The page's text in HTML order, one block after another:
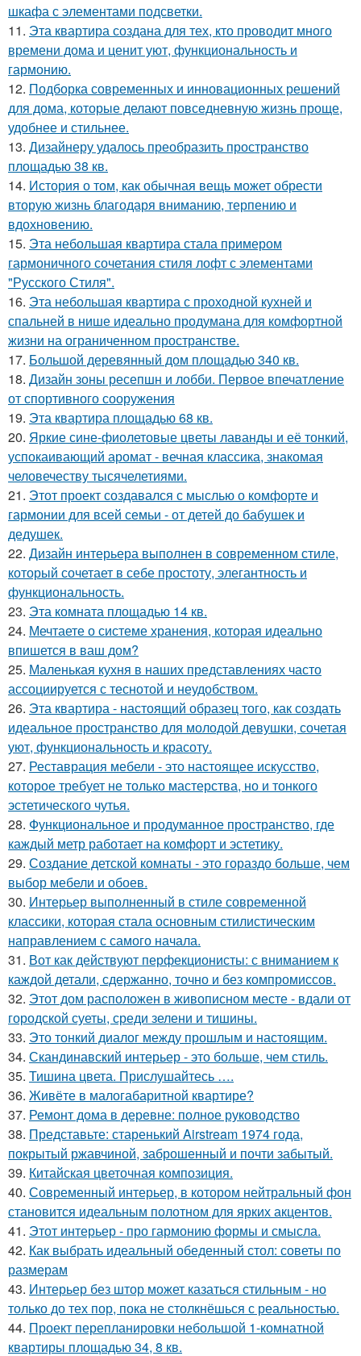
шкафа с элементами подсветки.
11. Эта квартира создана для тех, кто проводит много
времени дома и ценит уют, функциональность и
гармонию.
12. Подборка современных и инновационных решений
для дома, которые делают повседневную жизнь проще,
удобнее и стильнее.
13. Дизайнеру удалось преобразить пространство
площадью 38 кв.
14. История о том, как обычная вещь может обрести
вторую жизнь благодаря вниманию, терпению и
вдохновению.
15. Эта небольшая квартира стала примером
гармоничного сочетания стиля лофт с элементами
"Русского Стиля".
16. Эта небольшая квартира с проходной кухней и
спальней в нише идеально продумана для комфортной
жизни на ограниченном пространстве.
17. Большой деревянный дом площадью 340 кв.
18. Дизайн зоны ресепшн и лобби. Первое впечатление
от спортивного сооружения
19. Эта квартира площадью 68 кв.
20. Яркие сине-фиолетовые цветы лаванды и её тонкий,
успокаивающий аромат - вечная классика, знакомая
человечеству тысячелетиями.
21. Этот проект создавался с мыслью о комфорте и
гармонии для всей семьи - от детей до бабушек и
дедушек.
22. Дизайн интерьера выполнен в современном стиле,
который сочетает в себе простоту, элегантность и
функциональность.
23. Эта комната площадью 14 кв.
24. Мечтаете о системе хранения, которая идеально
впишется в ваш дом?
25. Маленькая кухня в наших представлениях часто
ассоциируется с теснотой и неудобством.
26. Эта квартира - настоящий образец того, как создать
идеальное пространство для молодой девушки, сочетая
уют, функциональность и красоту.
27. Реставрация мебели - это настоящее искусство,
которое требует не только мастерства, но и тонкого
эстетического чутья.
28. Функциональное и продуманное пространство, где
каждый метр работает на комфорт и эстетику.
29. Создание детской комнаты - это гораздо больше, чем
выбор мебели и обоев.
30. Интерьер выполненный в стиле современной
классики, которая стала основным стилистическим
направлением с самого начала.
31. Вот как действуют перфекционисты: с вниманием к
каждой детали, сдержанно, точно и без компромиссов.
32. Этот дом расположен в живописном месте - вдали от
городской суеты, среди зелени и тишины.
33. Это тонкий диалог между прошлым и настоящим.
34. Скандинавский интерьер - это больше, чем стиль.
35. Тишина цвета. Прислушайтесь ….
36. Живёте в малогабаритной квартире?
37. Ремонт дома в деревне: полное руководство
38. Представьте: старенький Airstream 1974 года,
покрытый ржавчиной, заброшенный и почти забытый.
39. Китайская цветочная композиция.
40. Современный интерьер, в котором нейтральный фон
становится идеальным полотном для ярких акцентов.
41. Этот интерьер - про гармонию формы и смысла.
42. Как выбрать идеальный обеденный стол: советы по
размерам
43. Интерьер без штор может казаться стильным - но
только до тех пор, пока не столкнёшься с реальностью.
44. Проект перепланировки небольшой 1-комнатной
квартиры площадью 34, 8 кв.